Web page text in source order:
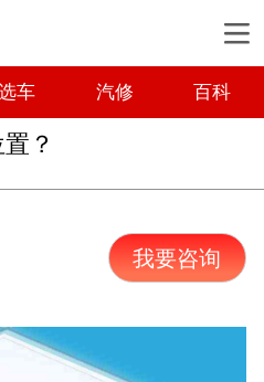
车 汽修 百科
？
我要咨询